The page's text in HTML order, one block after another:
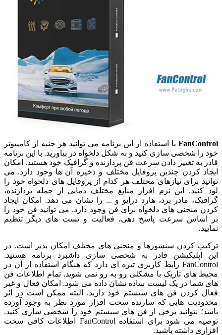
FanControl با استفاده از این برنامه می توانید هر جنبه از کامپیوتر
خود را شخصی سازی کنید و به شکل دلخواه در بیاورید. با این برنامه
قادر به تغییر دادن سرعت فن پردازنده و گرافیک خود هستید. امکان
ایجاد کردن چندین پروفایل مختلف و ذخیره آن ها وجود دارد. می
توانید برای نیازهای مختلف هر کدام از پروفایل های دلخواه خود را
لود کنید. این نرم افزار منابع مختلف دمایی از جمله پردازنده،
گرافیک، مادر برد، هارد درایو و ... را نشان می دهد. امکان ایجاد
کردن منحنی های دلخواه برای فن وجود دارد. می توانید فن خود را
بر اساس سرعت پاسخ دهی، فعالیت و تست های دیگر تنظیم
نمایید.
ترکیب کردن سنسورها و منحنی های مختلف امکان پذیر است. در
این اپلیکیشن قادر به شخصی سازی داشبرد برنامه هستید.
FanControl رابط کاربری تیره ای دارد که هنگام استفاده از آن در
محیط های تاریک با مشکلی رو به رو نمی شوید. تمام اطلاعات فن
های شما در یک لیست ساده نشان داده می شود. امکان فعال و غیر
فعال کردن فن های سیستم خود دارید. البته ممکن است در اثر
محدودیت هایی که سازنده سخت افزار مورد نظر به وجود آورده
باشد؛ نتوانید برخی از فن های سیستم خود را شخصی سازی کنید.
توصیه می شود برای استفاده FanControl اطلاعات کافی سخت
افزاری داشته باشید.